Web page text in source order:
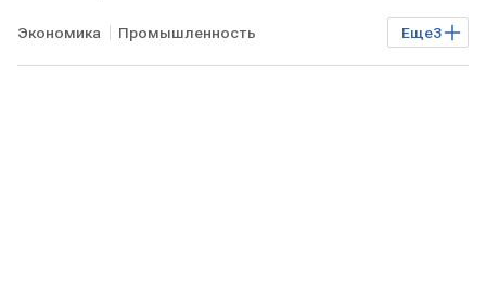
Еще3
Экономика Промышленность
Сергей Собянин импорт МОСКВА